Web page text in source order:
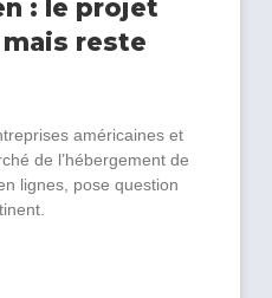
: le projet
mais reste
américaines et
de l’hébergement de
lignes, pose question